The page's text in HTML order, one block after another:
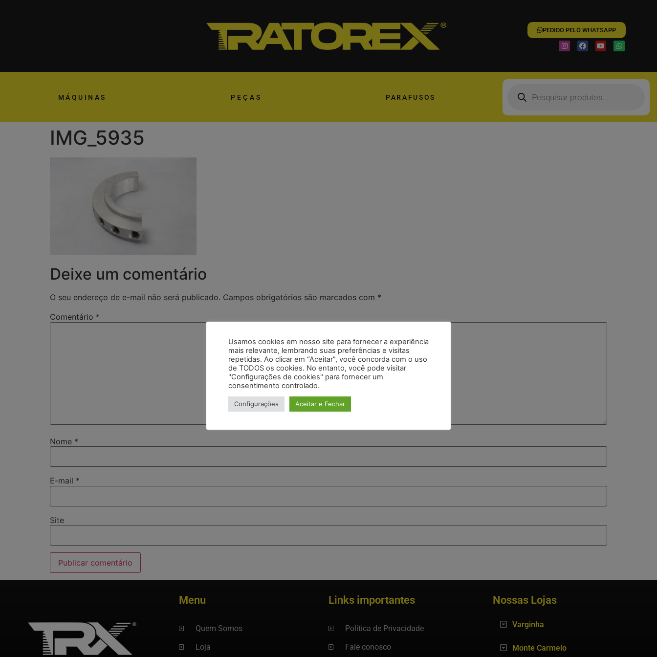
PEDIDO PELO WHATSAPP
MÁQUINAS PEÇAS PARAFUSOS
IMG_5935
Deixe um comentário
O seu endereço de e-mail não será publicado. Campos obrigatórios são marcados com *
Comentário *
Nome *
E-mail *
Site
Menu
Quem Somos
Loja
Links importantes
Política de Privacidade
Fale conosco
Nossas Lojas
Varginha
Monte Carmelo
Usamos cookies em nosso site para fornecer a experiência
mais relevante, lembrando suas preferências e visitas
repetidas. Ao clicar em “Aceitar”, você concorda com o uso
de TODOS os cookies. No entanto, você pode visitar
"Configurações de cookies" para fornecer um
consentimento controlado.
Configurações Aceitar e Fechar